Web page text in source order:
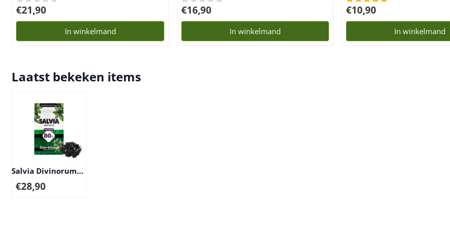
Prijs: 21,90
€21,90
In winkelmand
Prijs: 16,90
€16,90
In winkelmand
Prijs: 10,90
€10,90
In winkelmand
Laatst bekeken items
Salvia Divinorum
€28,90